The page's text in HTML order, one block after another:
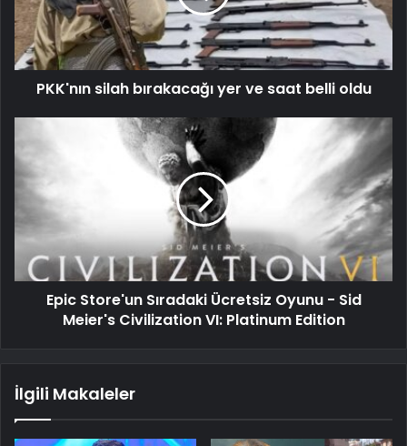
PKK'nın silah bırakacağı yer ve saat belli oldu
Epic Store'un Sıradaki Ücretsiz Oyunu - Sid
Meier's Civilization VI: Platinum Edition
İlgili Makaleler